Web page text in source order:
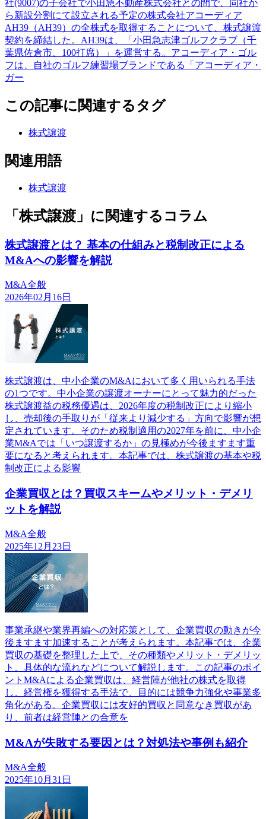
社(9007)の子会社で小田急不動産株式会社との間で、同社か
ら新設分割にて設立される予定の株式会社アコーディア
AH39（AH39）の全株式を取得することについて、株式譲渡
契約を締結した。AH39は、「小田急志津ゴルフクラブ（千
葉県佐倉市、100打席）」を運営する。アコーディア・ゴル
フは、自社のゴルフ練習場ブランドである「アコーディア・
ガー
この記事に関連するタグ
株式譲渡
関連用語
株式譲渡
「株式譲渡」に関連するコラム
株式譲渡とは？ 基本の仕組みと税制改正による
M&Aへの影響を解説
M&A全般
2026年02月16日
株式譲渡は、中小企業のM&Aにおいて多く用いられる手法
の1つです。中小企業の譲渡オーナーにとって魅力的だった
株式譲渡益の税務優遇は、2026年度の税制改正により縮小
し、売却後の手取りが「従来より減少する」方向で影響が想
定されています。そのため税制適用の2027年を前に、中小企
業M&Aでは「いつ譲渡するか」の見極めが今後ますます重
要になると考えられます。本記事では、株式譲渡の基本や税
制改正による影響
企業買収とは？買収スキームやメリット・デメリ
ットを解説
M&A全般
2025年12月23日
事業承継や業界再編への対応策として、企業買収の動きが今
後ますます加速することが考えられます。本記事では、企業
買収の基礎を整理した上で、その種類やメリット・デメリッ
ト、具体的な流れなどについて解説します。この記事のポイ
ントM&Aによる企業買収は、経営陣が他社の株式を取得
し、経営権を獲得する手法で、目的には競争力強化や事業多
角化がある。企業買収には友好的買収と同意なき買収があ
り、前者は経営陣との合意を
M&Aが失敗する要因とは？対処法や事例も紹介
M&A全般
2025年10月31日